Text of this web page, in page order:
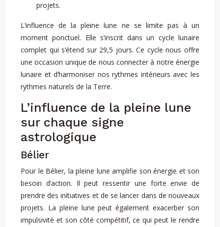
projets.
L’influence de la pleine lune ne se limite pas à un
moment ponctuel. Elle s’inscrit dans un cycle lunaire
complet qui s’étend sur 29,5 jours. Ce cycle nous offre
une occasion unique de nous connecter à notre énergie
lunaire et d’harmoniser nos rythmes intérieurs avec les
rythmes naturels de la Terre.
L’influence de la pleine lune
sur chaque signe
astrologique
Bélier
Pour le Bélier, la pleine lune amplifie son énergie et son
besoin d’action. Il peut ressentir une forte envie de
prendre des initiatives et de se lancer dans de nouveaux
projets. La pleine lune peut également exacerber son
impulsivité et son côté compétitif, ce qui peut le rendre